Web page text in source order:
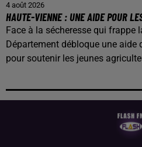
4 août 2026
HAUTE-VIENNE : UNE AIDE POUR
Face à la sécheresse qui frappe
Département débloque une aide
pour soutenir les jeunes